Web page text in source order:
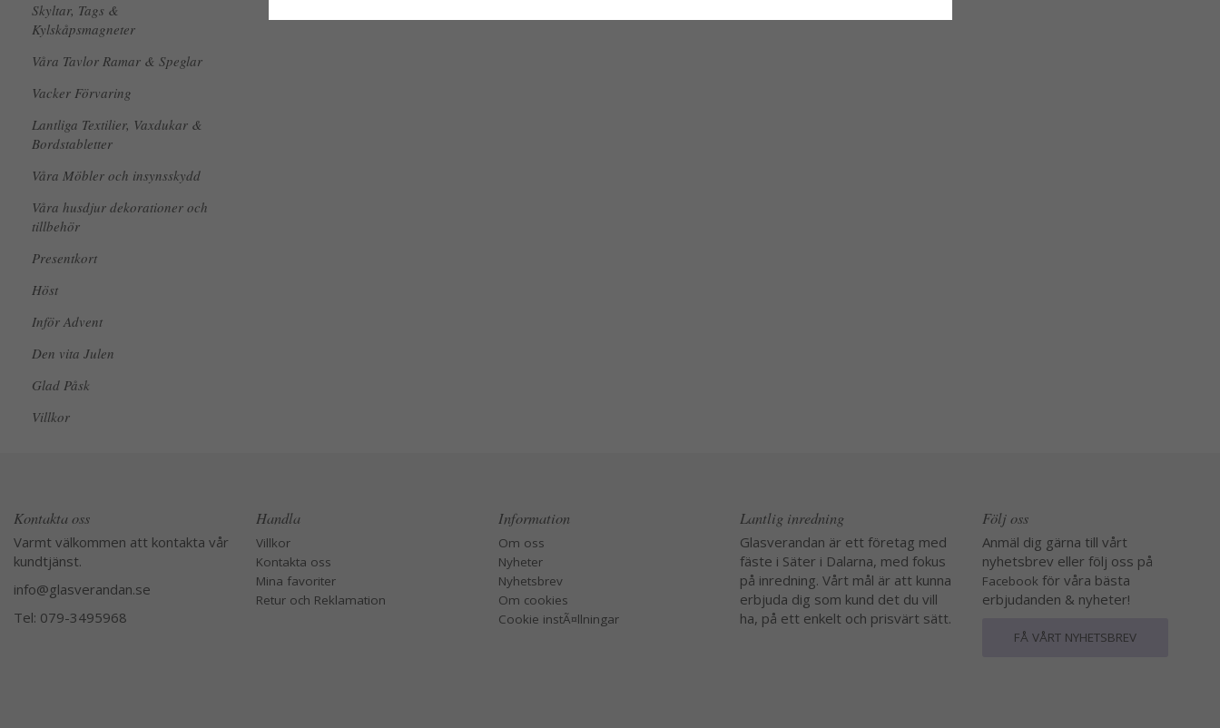
Skyltar, Tags &
Kylskåpsmagneter
Våra Tavlor Ramar & Speglar
Vacker Förvaring
Lantliga Textilier, Vaxdukar &
Bordstabletter
Våra Möbler och insynsskydd
Våra husdjur dekorationer och
tillbehör
Presentkort
Höst
Inför Advent
Den vita Julen
Glad Påsk
Villkor
Kontakta oss
Varmt välkommen att kontakta vår
kundtjänst.
info@glasverandan.se
Tel: 079-3495968
Handla
Villkor
Kontakta oss
Mina favoriter
Retur och Reklamation
Information
Om oss
Nyheter
Nyhetsbrev
Om cookies
Cookie instÃ¤llningar
Lantlig inredning
Glasverandan är ett företag med
fäste i Säter i Dalarna, med fokus
på inredning. Vårt mål är att kunna
erbjuda dig som kund det du vill
ha, på ett enkelt och prisvärt sätt.
Följ oss
Anmäl dig gärna till vårt
nyhetsbrev eller följ oss på
Facebook för våra bästa
erbjudanden & nyheter!
FÅ VÅRT NYHETSBREV